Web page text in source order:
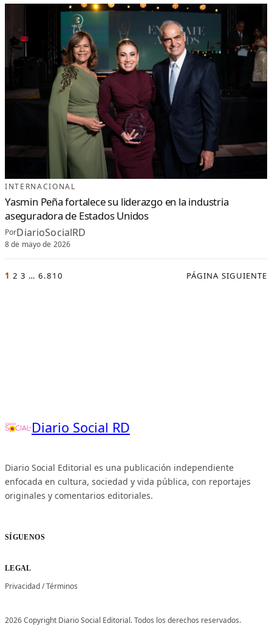
INTERNACIONAL
Yasmin Peña fortalece su liderazgo en la industria
aseguradora de Estados Unidos
PorDiarioSocialRD
8 de mayo de 2026
1 2 3 … 6.810 PÁGINA SIGUIENTE
Diario Social RD
Diario Social Editorial es una publicación independiente
enfocada en cultura, sociedad y vida pública, con reportajes
originales y comentarios editoriales.
SÍGUENOS
LEGAL
Privacidad/Términos
2026 Copyright Diario Social Editorial. Todos los derechos reservados.